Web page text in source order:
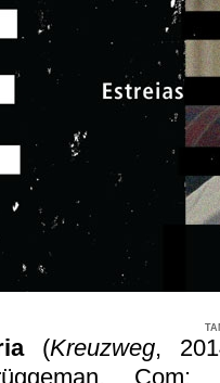
(Kreuzweg,